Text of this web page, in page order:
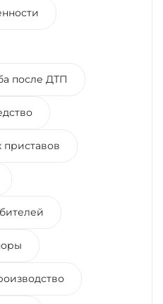
после ДТП
приставов